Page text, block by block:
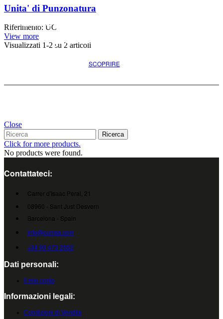
Unita' di Punzonatura
Riferimento: UC
View more
Visualizzati 1-2 su 2 articoli
Cercate l'opzione migliore
per il vostro progetto
SCOPRIRE
Close
Ricerca
Click for more products.
No products were found.
Contattateci:
Carrer d'Isaac Peral, 21
08960 - Sant Just Desvern
Barcelona - Spain
info@cumsa.com
+34 93 473 2552
Dati personali:
Il mio conto
Informazioni legali:
Condizioni di Vendita